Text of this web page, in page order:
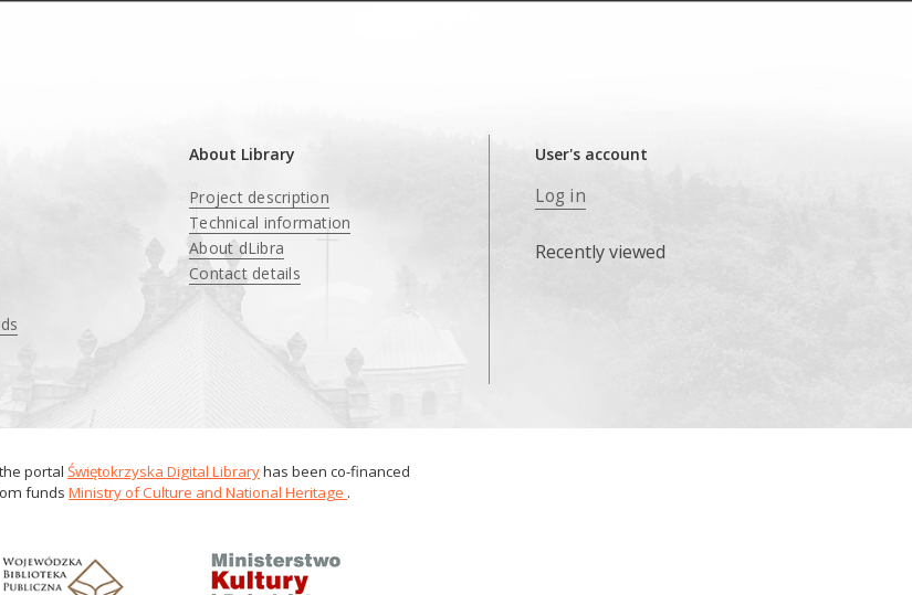
About Library
Project description
Technical information
About dLibra
Contact details
User's account
Log in
Recently viewed
portal Świętokrzyska Digital Libraryhas been co-financed
funds Ministry of Culture and National Heritage .